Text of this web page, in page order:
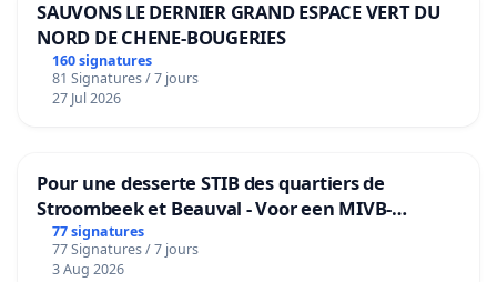
SAUVONS LE DERNIER GRAND ESPACE VERT DU
NORD DE CHENE-BOUGERIES
160 signatures
81 Signatures / 7 jours
27 Jul 2026
Pour une desserte STIB des quartiers de
Stroombeek et Beauval - Voor een MIVB-
bediening van de wijken Strombeek en Het
Voor
77 signatures
77 Signatures / 7 jours
3 Aug 2026